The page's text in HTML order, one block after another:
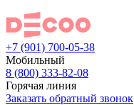
+7 (901) 700-05-38
Мобильный
8 (800) 333-82-08
Горячая линия
Заказать обратный звонок